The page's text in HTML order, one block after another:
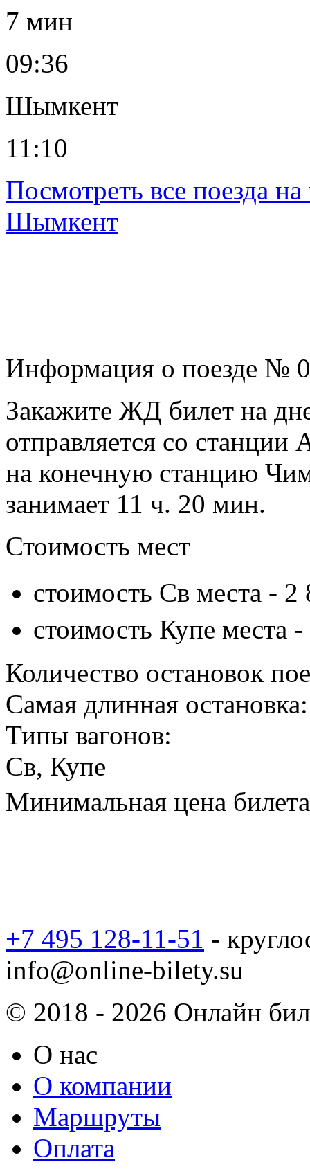
7 мин
09:36
Шымкент
11:10
Посмотреть все поезда
Шымкент
Информация о поезде №
Закажите ЖД билет на
отправляется со
на конечную станцию
занимает 11 ч. 20 мин.
Стоимость мест
стоимость Св места - 2
стоимость Купе места -
Количество остановок
Самая длинная остановка:
Типы вагонов:
Св, Купе
Минимальная цена билета
+7 495 128-11-51 -
info@online-bilety.su
© 2018 - 2026 Онлайн
О нас
О компании
Маршруты
Оплата